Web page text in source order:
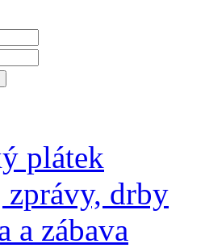
plátek
zprávy, drby
a zábava